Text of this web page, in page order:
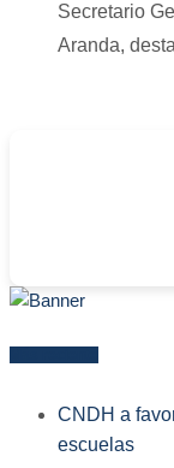
Secretario
Aranda,
CNDH a
escuelas